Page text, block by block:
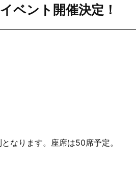
ベント開催決定！
なります。座席は50席予定。